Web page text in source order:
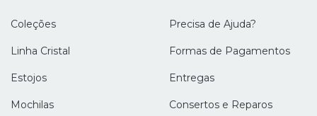
Coleções
Linha Cristal
Estojos
Mochilas
Precisa de Ajuda?
Formas de Pagamentos
Entregas
Consertos e Reparos